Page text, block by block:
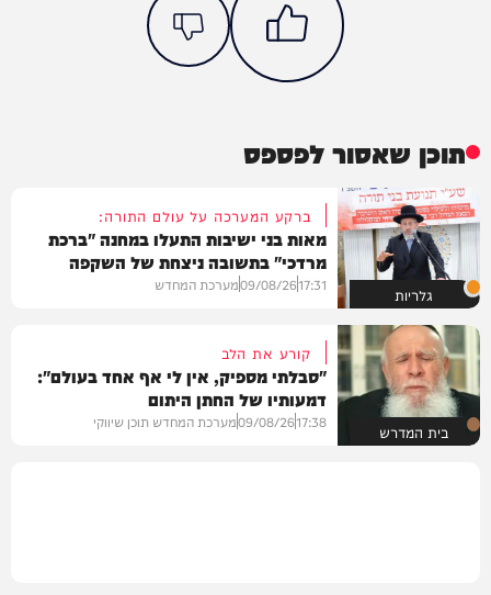
תוכן שאסור לפספס
גלריות
ברקע המערכה על עולם התורה:
מאות בני ישיבות התעלו במחנה "ברכת
מרדכי" בתשובה ניצחת של השקפה
בהירה
17:31
09/08/26מערכת המחדש
בית המדרש
קורע את הלב
"סבלתי מספיק, אין לי אף אחד בעולם":
דמעותיו של החתן היתום
17:38
09/08/26מערכת המחדש תוכן שיווקי